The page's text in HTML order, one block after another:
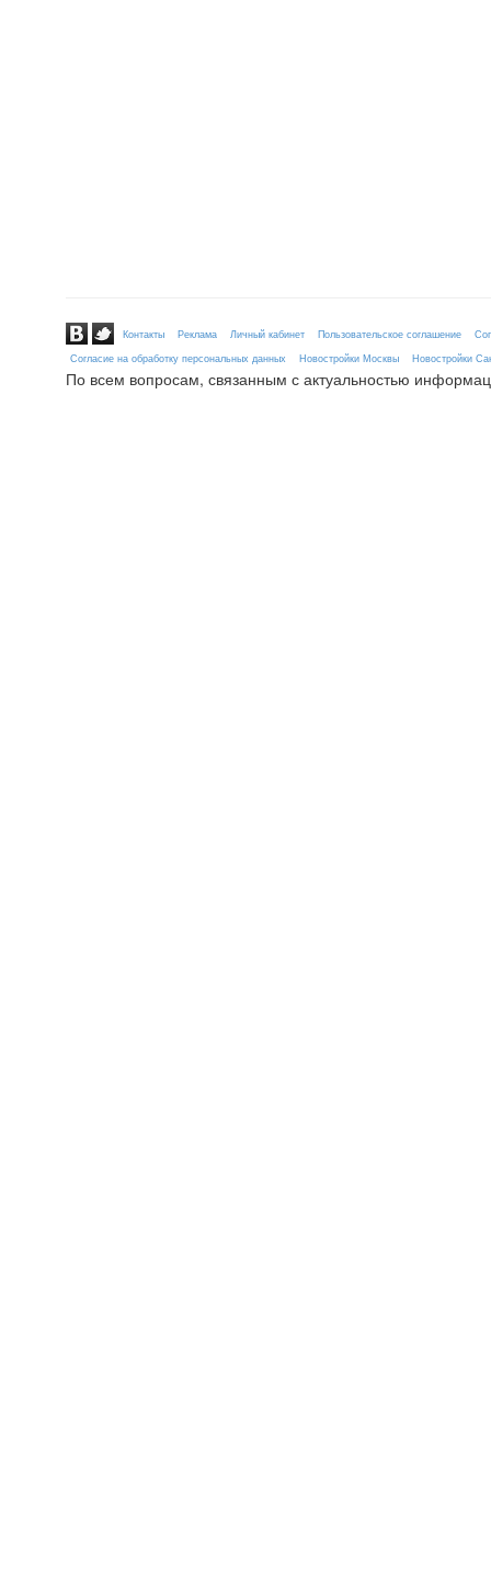
Контакты Реклама Личный кабинет Пользовательское соглашение
Согласие на обработку персональных данных
Новостройки Москвы Новостройки
По всем вопросам, связанным с актуальностью